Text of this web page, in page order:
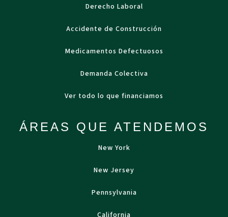
Derecho Laboral
Accidente de Construcción
Medicamentos Defectuosos
Demanda Colectiva
Ver todo lo que financiamos
ÁREAS QUE ATENDEMOS
New York
New Jersey
Pennsylvania
California